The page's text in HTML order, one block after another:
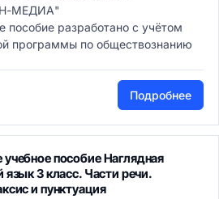
МЕДИА"
пособие разработано с учётом
программы по обществознанию
Подробнее
пособие Наглядная
язык 3 класс. Части речи.
и пунктуация